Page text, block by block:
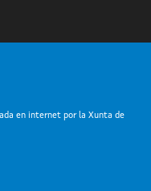
en internet por la Xunta de